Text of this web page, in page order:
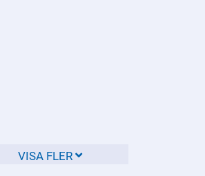
VISA FLER